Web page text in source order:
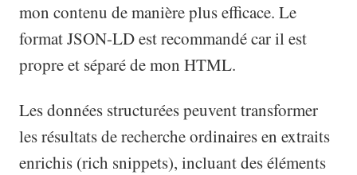
mon contenu de manière plus efficace. Le
format JSON-LD est recommandé car il est
propre et séparé de mon HTML.
Les données structurées peuvent transformer
les résultats de recherche ordinaires en extraits
enrichis (rich snippets), incluant des éléments